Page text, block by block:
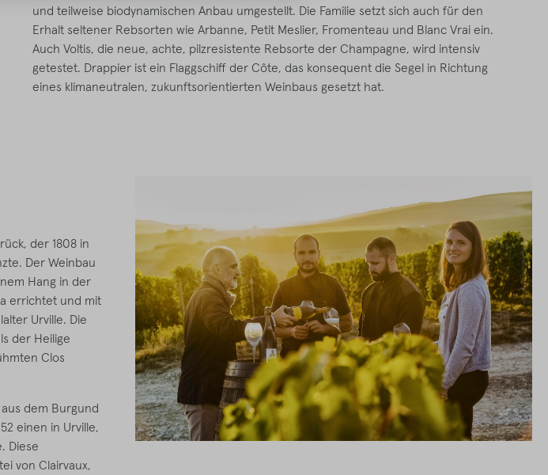
und teilweise biodynamischen Anbau umgestellt. Die Familie setzt sich auch für den
Erhalt seltener Rebsorten wie Arbanne, Petit Meslier, Fromenteau und Blanc Vrai ein.
Auch Voltis, die neue, achte, pilzresistente Rebsorte der Champagne, wird intensiv
getestet. Drappier ist ein Flaggschiff der Côte, das konsequent die Segel in Richtung
eines klimaneutralen, zukunftsorientierten Weinbaus gesetzt hat.
der 1808 in
Der Weinbau
Hang in der
errichtet und mit
Urville. Die
der Heilige
Clos
dem Burgund
einen in Urville,
Diese
von Clairvaux,